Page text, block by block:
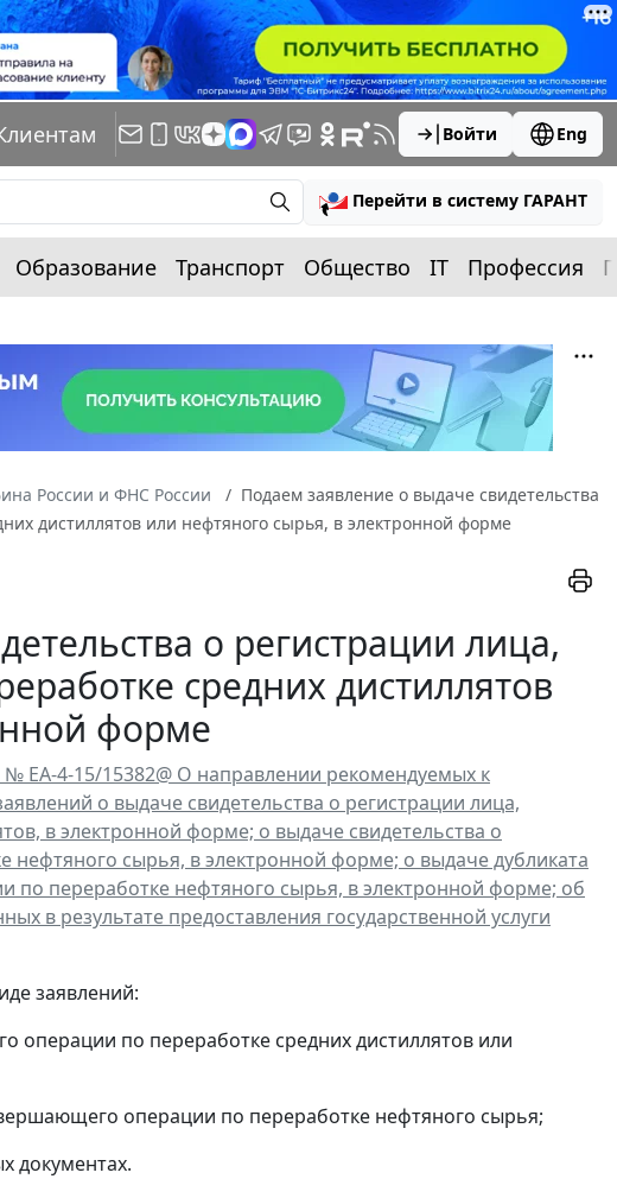
Войти Eng
Перейти в систему ГАРАНТ
Образование Транспорт Общество IT Профессия
России и ФНС России
Подаем заявление о выдаче свидетельства
дистиллятов или нефтяного сырья, в электронной форме
о регистрации лица,
средних дистиллятов
форме
ЕА-4-15/15382@ О направлении рекомендуемых к
о выдаче свидетельства о регистрации лица,
в электронной форме; о выдаче свидетельства о
сырья, в электронной форме; о выдаче дубликата
по переработке нефтяного сырья, в электронной форме; об
в результате предоставления государственной услуги
заявлений:
операции по переработке средних дистиллятов или
операции по переработке нефтяного сырья;
документах.